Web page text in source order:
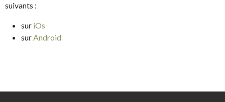
suivants :
sur iOs
surAndroid